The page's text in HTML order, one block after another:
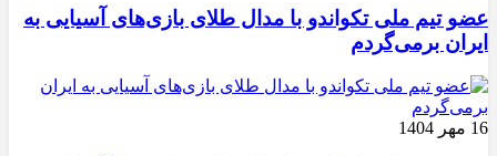
عضو تیم ملی تکواندو با مدال طلای بازی‌های آسیایی به
ایران برمی‌گردم
16 مهر 1404